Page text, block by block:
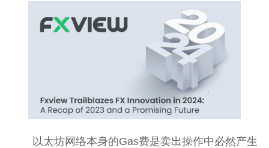
以太坊网络本身的Gas费是卖出操作中必然产生